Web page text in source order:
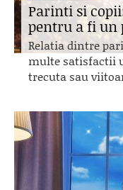
Parinti si
pentru a fi un
Relatia dintre
multe satisfactii
trecuta sau